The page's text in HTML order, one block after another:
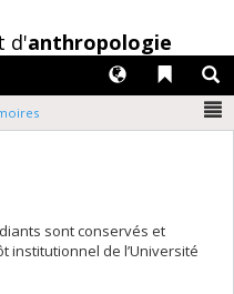
d'anthropologie
Liens
Langues
sont conservés et
institutionnel de l’Université